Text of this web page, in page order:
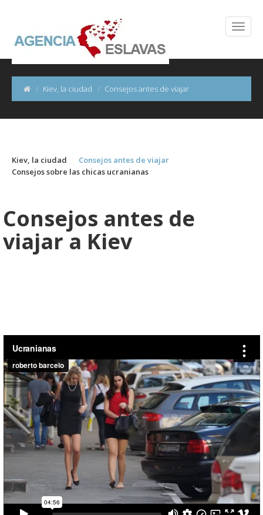
Kiev, la ciudad Consejos antes de viajar
Kiev, la ciudad
Consejos antes de viajar
Consejos sobre las chicas ucranianas
Consejos antes de
viajar a Kiev